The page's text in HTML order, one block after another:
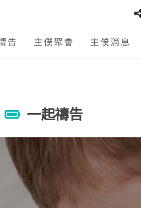
告 主僕聚會 主僕消息
一起禱告